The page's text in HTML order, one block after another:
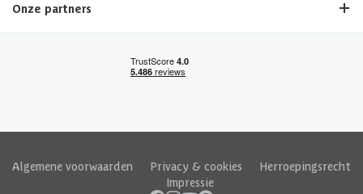
Onze partners
Algemene voorwaarden Privacy & cookies
Herroepingsrecht
Impressie